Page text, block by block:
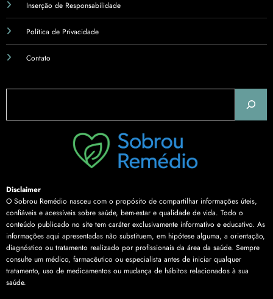
Inserção de Responsabilidade
Política de Privacidade
Contato
Disclaimer
O Sobrou Remédio nasceu com o propósito de compartilhar informações úteis,
confiáveis e acessíveis sobre saúde, bem-estar e qualidade de vida. Todo o
conteúdo publicado no site tem caráter exclusivamente informativo e educativo. As
informações aqui apresentadas não substituem, em hipótese alguma, a orientação,
diagnóstico ou tratamento realizado por profissionais da área da saúde. Sempre
consulte um médico, farmacêutico ou especialista antes de iniciar qualquer
tratamento, uso de medicamentos ou mudança de hábitos relacionados à sua
saúde.